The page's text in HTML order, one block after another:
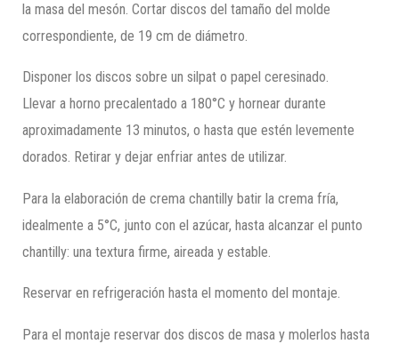
la masa del mesón. Cortar discos del tamaño del molde
correspondiente, de 19 cm de diámetro.
Disponer los discos sobre un silpat o papel ceresinado.
Llevar a horno precalentado a 180°C y hornear durante
aproximadamente 13 minutos, o hasta que estén levemente
dorados. Retirar y dejar enfriar antes de utilizar.
Para la elaboración de crema chantilly batir la crema fría,
idealmente a 5°C, junto con el azúcar, hasta alcanzar el punto
chantilly: una textura firme, aireada y estable.
Reservar en refrigeración hasta el momento del montaje.
Para el montaje reservar dos discos de masa y molerlos hasta